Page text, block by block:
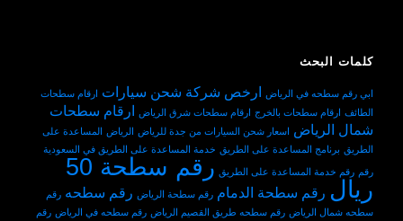
كلمات البحث
ابي رقم سطحه في الرياض ارخص شركة شحن سيارات
ارقام سطحات
الطائف ارقام سطحات بالخرج ارقام سطحات شرق الرياض
ارقام سطحات
شمال الرياض
اسعار شحن السيارات من جدة للرياض الرياض
المساعدة على
الطريق برنامج المساعدة على الطريق خدمة المساعدة على الطريق في السعودية
رقم رقم خدمة المساعدة على الطريق
رقم سطحة 50
ريال رقم سطحة الدمام رقم سطحة الرياض رقم سطحه رقم
سطحه شمال الرياض رقم سطحه طريق القصيم الرياض رقم سطحه في الرياض رقم